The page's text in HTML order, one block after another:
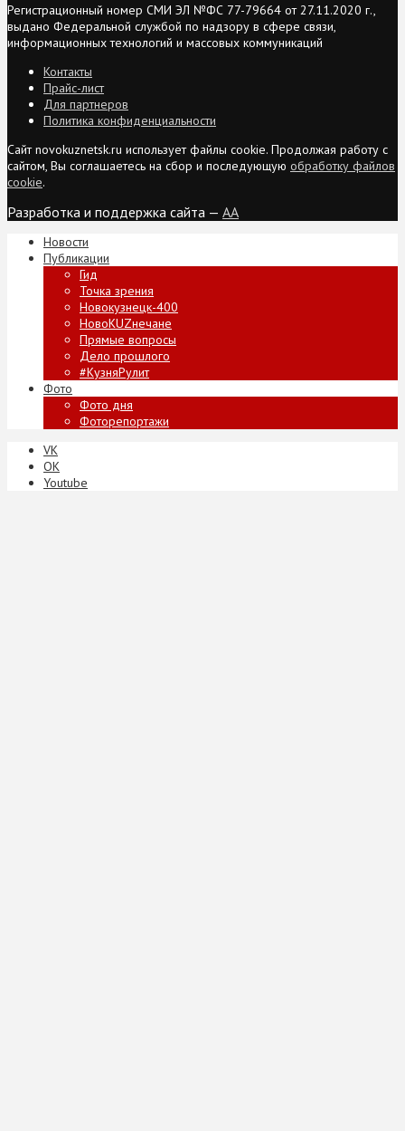
Регистрационный номер СМИ ЭЛ №ФС 77-79664 от 27.11.2020 г.,
выдано Федеральной службой по надзору в сфере связи,
информационных технологий и массовых коммуникаций
Контакты
Прайс-лист
Для партнеров
Политика конфиденциальности
Сайт novokuznetsk.ru использует файлы cookie. Продолжая работу с
сайтом, Вы соглашаетесь на сбор и последующую обработку файлов
cookie.
Разработка и поддержка сайта — AA
Новости
Публикации
Гид
Точка зрения
Новокузнецк-400
НовоKUZнечане
Прямые вопросы
Дело прошлого
#КузняРулит
Фото
Фото дня
Фоторепортажи
VK
ОК
Youtube